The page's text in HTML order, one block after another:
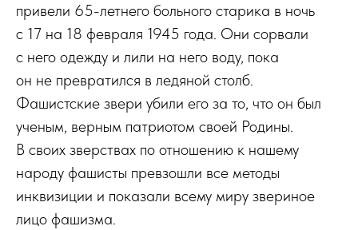
привели 65-летнего больного старика в ночь
с 17 на 18 февраля 1945 года. Они сорвали
с него одежду и лили на него воду, пока
он не превратился в ледяной столб.
Фашистские звери убили его за то, что он был
ученым, верным патриотом своей Родины.
В своих зверствах по отношению к нашему
народу фашисты превзошли все методы
инквизиции и показали всему миру звериное
лицо фашизма.